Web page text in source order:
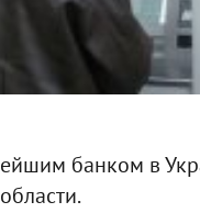
банком в